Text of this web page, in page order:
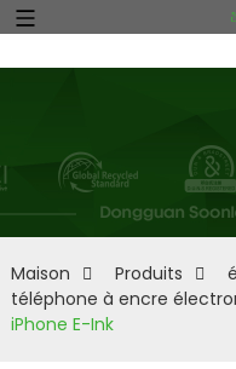
Maison Produits
téléphone à encre
iPhone E-Ink